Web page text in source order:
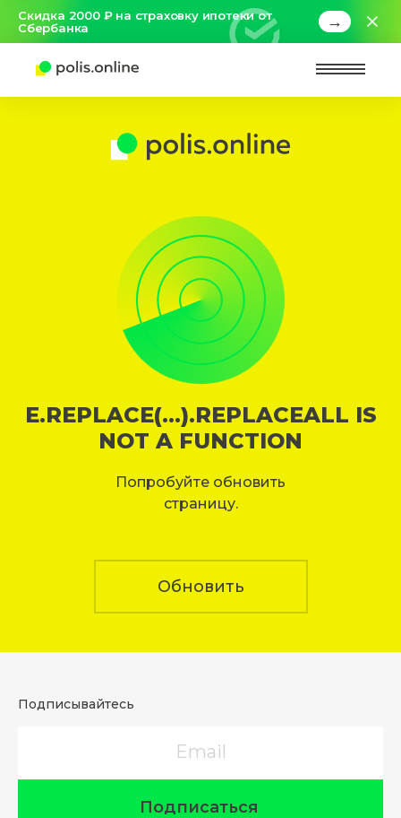
Скидка 2000 ₽ на страховку ипотеки от
Сбербанка
→
E.REPLACE(...).REPLACEALL IS
NOT A FUNCTION
Попробуйте обновить
страницу.
Обновить
Подписывайтесь
Подписаться